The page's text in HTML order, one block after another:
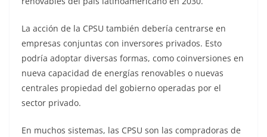
La acción de la CPSU también debería centrarse en
empresas conjuntas con inversores privados. Esto
podría adoptar diversas formas, como coinversiones en
nueva capacidad de energías renovables o nuevas
centrales propiedad del gobierno operadas por el
sector privado.
En muchos sistemas, las CPSU son las compradoras de